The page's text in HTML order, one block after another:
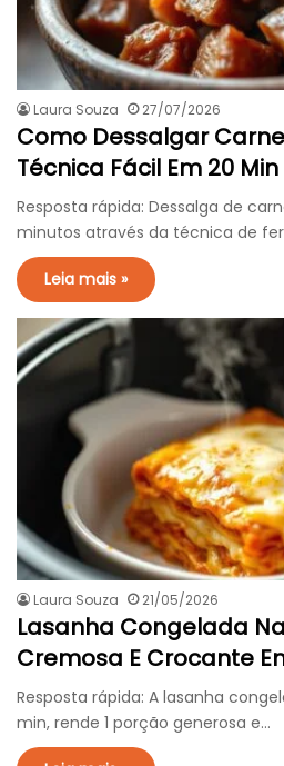
Laura Souza 27/07/2026
Como Dessalgar
Técnica Fácil Em 20 Min
Resposta rápida: Dessalga de
minutos através da técnica de
Leia mais »
Laura Souza 21/05/2026
Lasanha Congelada
Cremosa E Crocante
Resposta rápida: A lasanha
min, rende 1 porção generosa e…